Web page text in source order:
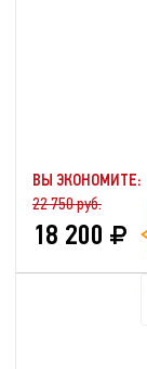
ВЫ ЭКОНОМИТЕ:
22 750 руб.
18 200